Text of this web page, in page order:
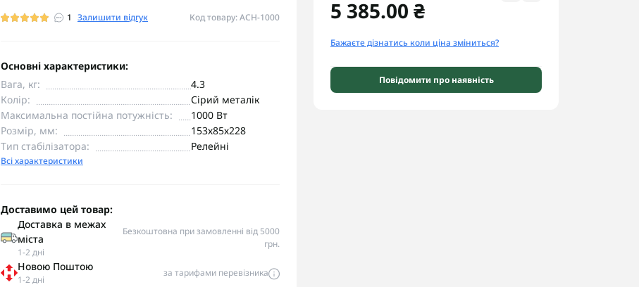
1 Залишити відгук Код товару: АСН-1000 5 385.00 ₴
Бажаєте дізнатись коли ціна зміниться?
Повідомити про наявність
Основні характеристики:
Вага, кг:
4.3
Колір:
Сірий металік
Максимальна постійна потужність:
1000 Вт
Розмір, мм:
153х85х228
Тип стабілізатора:
Релейні
Всі характеристики
Доставимо цей товар:
Доставка в межах
міста
1-2 дні
Безкоштовна при замовленні від 5000
грн.
Новою Поштою
1-2 дні
за тарифами перевізника